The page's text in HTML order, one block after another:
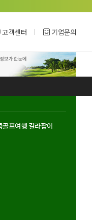
고객센터 기업문의
골프여행 길라잡이